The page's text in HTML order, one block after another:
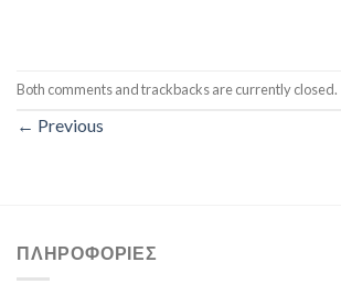
Both comments and trackbacks are currently closed.
← Previous
ΠΛΗΡΟΦΟΡΊΕΣ